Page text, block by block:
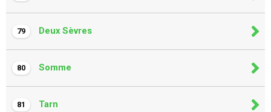
79 Deux Sèvres
80 Somme
81 Tarn